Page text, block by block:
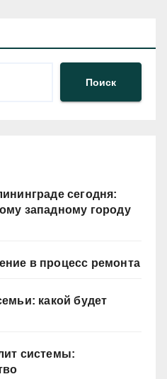
Поиск
сегодня:
западному городу
в процесс ремонта
какой будет
системы: